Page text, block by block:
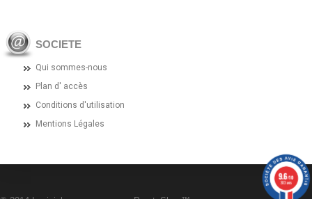
SOCIETE
Qui sommes-nous
Plan d' accès
Conditions d'utilisation
Mentions Légales
9.6/10
303 avis